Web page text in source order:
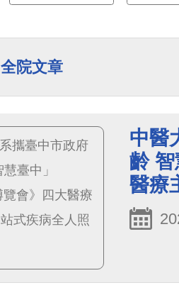
全院文章
中醫
齡
醫療